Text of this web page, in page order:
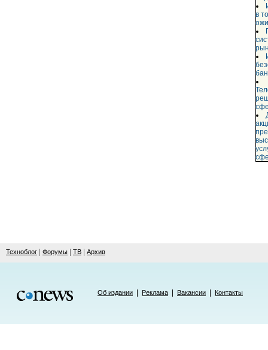
в
Техноблог Форумы ТВ Архив
Об издании Реклама Вакансии Контакты